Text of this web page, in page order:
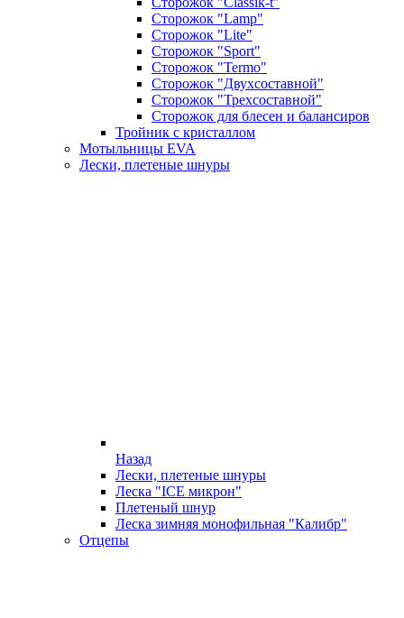
Сторожок "Lamp"
Сторожок "Lite"
Сторожок "Sport"
Сторожок "Termo"
Сторожок "Двухсоставной"
Сторожок "Трехсоставной"
Сторожок для блесен и балансиров
Тройник с кристаллом
Мотыльницы EVA
Лески, плетеные шнуры
Назад
Лески, плетеные шнуры
Леска "ICE микрон"
Плетеный шнур
Леска зимняя монофильная "Калибр"
Отцепы